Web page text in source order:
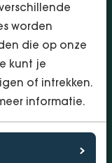
worden
die op onze
kunt je
of intrekken.
informatie.